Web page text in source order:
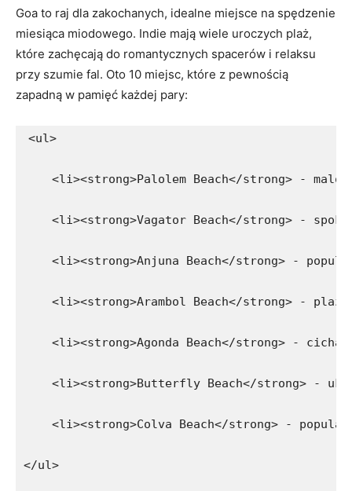
Goa to raj dla zakochanych, idealne miejsce na spędzenie
miesiąca miodowego. Indie​ mają ⁣wiele uroczych plaż,
które zachęcają do romantycznych spacerów i relaksu⁢
przy szumie fal. Oto 10 miejsc, które z pewnością
zapadną w⁢ pamięć każdej pary:
<ul>
<li><strong>Palolem Beach</strong> -
<li><strong>Vagator Beach</strong> -
<li><strong>Anjuna Beach</strong> -
<li><strong>Arambol Beach</strong> -
<li><strong>Agonda Beach</strong> - cicha
<li><strong>Butterfly Beach</strong> -
<li><strong>Colva Beach</strong> -
</ul>